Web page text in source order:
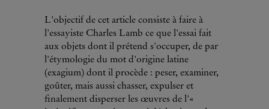
L'objectif de cet article consiste à faire à
l'essayiste Charles Lamb ce que l'essai fait
aux objets dont il prétend s'occuper, de par
l'étymologie du mot d'origine latine
(exagium) dont il procède : peser, examiner,
goûter, mais aussi chasser, expulser et
finalement disperser les œuvres de l'«